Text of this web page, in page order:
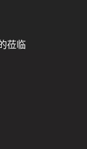
莅临